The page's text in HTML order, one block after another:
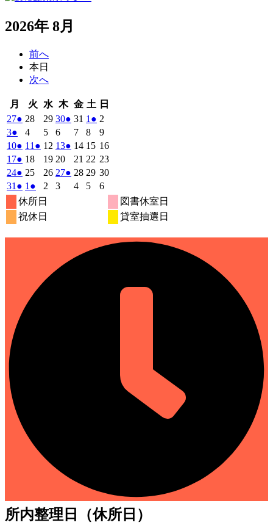
2026年 8月
前へ
本日
次へ
月
曜
日
火 火
曜
日
水 水
曜
日
木木
曜
日
金金
曜
日
土 土
曜
日
日
272026
年
7
月
27
日
● (1
件
の
イ
ベ
ン
ト)
282026
7
月
日
292026
年
7
月
29
日
302026
7
月
30
日
● (1
件
の
イ
ベ
ン
31 2026
年
7
月
31
日
1 2026
年
8
月
1
日
● (1
件
の
イ
ベ
ン
ト)
2
年
8
月
2
日
32026
年
8
月
3
日
●
件
の
イ
ベ
ン
ト)
42026
年
8
月
4
日
52026
年
8
月
5
日
62026
年
8
月
6
日
72026
年
8
月
7
日
82026
年
8
月
8
日
92026
年
8
月
9
日
102026
年
8
月
10
日
● (1
件
の
イ
ベ
ン
ト)
11 2026
11
日
● (1
件
の
イ
ベ
ン
ト)
12 2026
年
8
月
12
132026
年
8
月
● (1
件
の
イ
142026
年
8
月
14
152026
年
8
月
15
162026
8
16
172026
年
8
月
17
日
● (1
件
の
イ
ベ
ン
182026
月
18
日
192026
年
8
202026
年
21 2026
年
8
22 2026
年
232026
年
月
242026
年
8
月
24
● (1
件
の
イ
ベ
252026
年
8
月
25
262026
年
272026
● (1
件
282026
年
292026
年
302026
8
月
31 2026
年
8
月
● (1
件
の
イ
ベ
1 2026
年
9
月
●
件
の
イ
ベ
2 2026
32026
42026
52026
日
62026
年
9
日
休所日
図書休室日
祝休日
貸室抽選日
所内整理日（休所日）